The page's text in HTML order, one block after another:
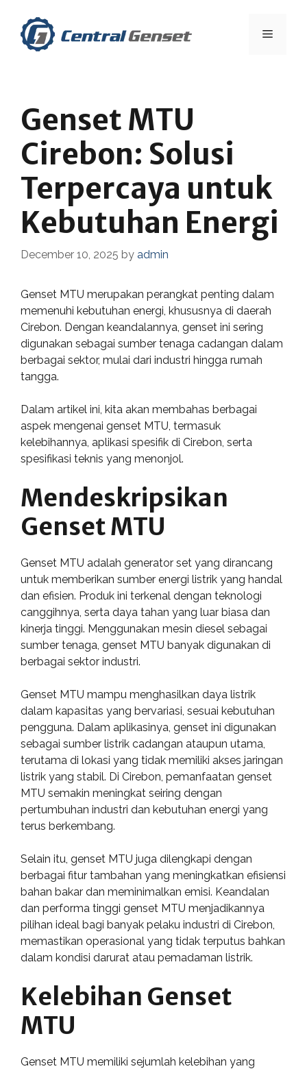
content
Menu
Genset MTU
Cirebon: Solusi
Terpercaya untuk
Kebutuhan Energi
December 10, 2025 by admin
Genset MTU merupakan perangkat penting dalam
memenuhi kebutuhan energi, khususnya di daerah
Cirebon. Dengan keandalannya, genset ini sering
digunakan sebagai sumber tenaga cadangan dalam
berbagai sektor, mulai dari industri hingga rumah
tangga.
Dalam artikel ini, kita akan membahas berbagai
aspek mengenai genset MTU, termasuk
kelebihannya, aplikasi spesifik di Cirebon, serta
spesifikasi teknis yang menonjol.
Mendeskripsikan
Genset MTU
Genset MTU adalah generator set yang dirancang
untuk memberikan sumber energi listrik yang handal
dan efisien. Produk ini terkenal dengan teknologi
canggihnya, serta daya tahan yang luar biasa dan
kinerja tinggi. Menggunakan mesin diesel sebagai
sumber tenaga, genset MTU banyak digunakan di
berbagai sektor industri.
Genset MTU mampu menghasilkan daya listrik
dalam kapasitas yang bervariasi, sesuai kebutuhan
pengguna. Dalam aplikasinya, genset ini digunakan
sebagai sumber listrik cadangan ataupun utama,
terutama di lokasi yang tidak memiliki akses jaringan
listrik yang stabil. Di Cirebon, pemanfaatan genset
MTU semakin meningkat seiring dengan
pertumbuhan industri dan kebutuhan energi yang
terus berkembang.
Selain itu, genset MTU juga dilengkapi dengan
berbagai fitur tambahan yang meningkatkan efisiensi
bahan bakar dan meminimalkan emisi. Keandalan
dan performa tinggi genset MTU menjadikannya
pilihan ideal bagi banyak pelaku industri di Cirebon,
memastikan operasional yang tidak terputus bahkan
dalam kondisi darurat atau pemadaman listrik.
Kelebihan Genset
MTU
Genset MTU memiliki sejumlah kelebihan yang